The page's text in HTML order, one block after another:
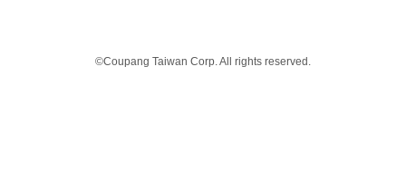
©Coupang Taiwan Corp. All rights reserved.